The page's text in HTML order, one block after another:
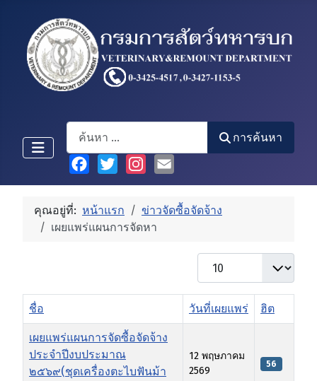
Search
การค้นหา
Facebook
TwitterInstagram
Email
คุณอยู่ที่: หน้าแรก
ข่าวจัดซื้อจัดจ้าง
เผยแพร่แผนการจัดหา
แสดง #
ชื่อ วันที่เผยแพร่ ฮิต
เผยแพร่แผนการจัดซื้อจัดจ้าง
ประจำปีงบประมาณ
๒๕๖๙(ชุดเครื่องตะไบฟันม้า
12 พฤษภาคม
2569
56